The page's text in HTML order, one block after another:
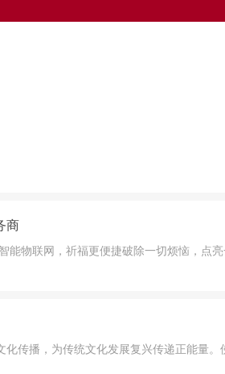
商
能物联网，祈福更便捷破除一切烦恼，点
传播，为传统文化发展复兴传递正能量